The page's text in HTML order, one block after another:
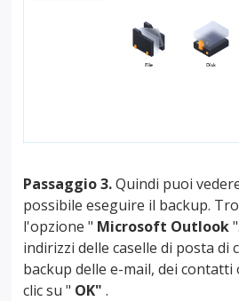
Passaggio 3.Quindi puoi
possibile eseguire il backup.
l'opzione " Microsoft Outlook
indirizzi delle caselle di posta di
backup delle e-mail, dei contatti
clic su " OK" .